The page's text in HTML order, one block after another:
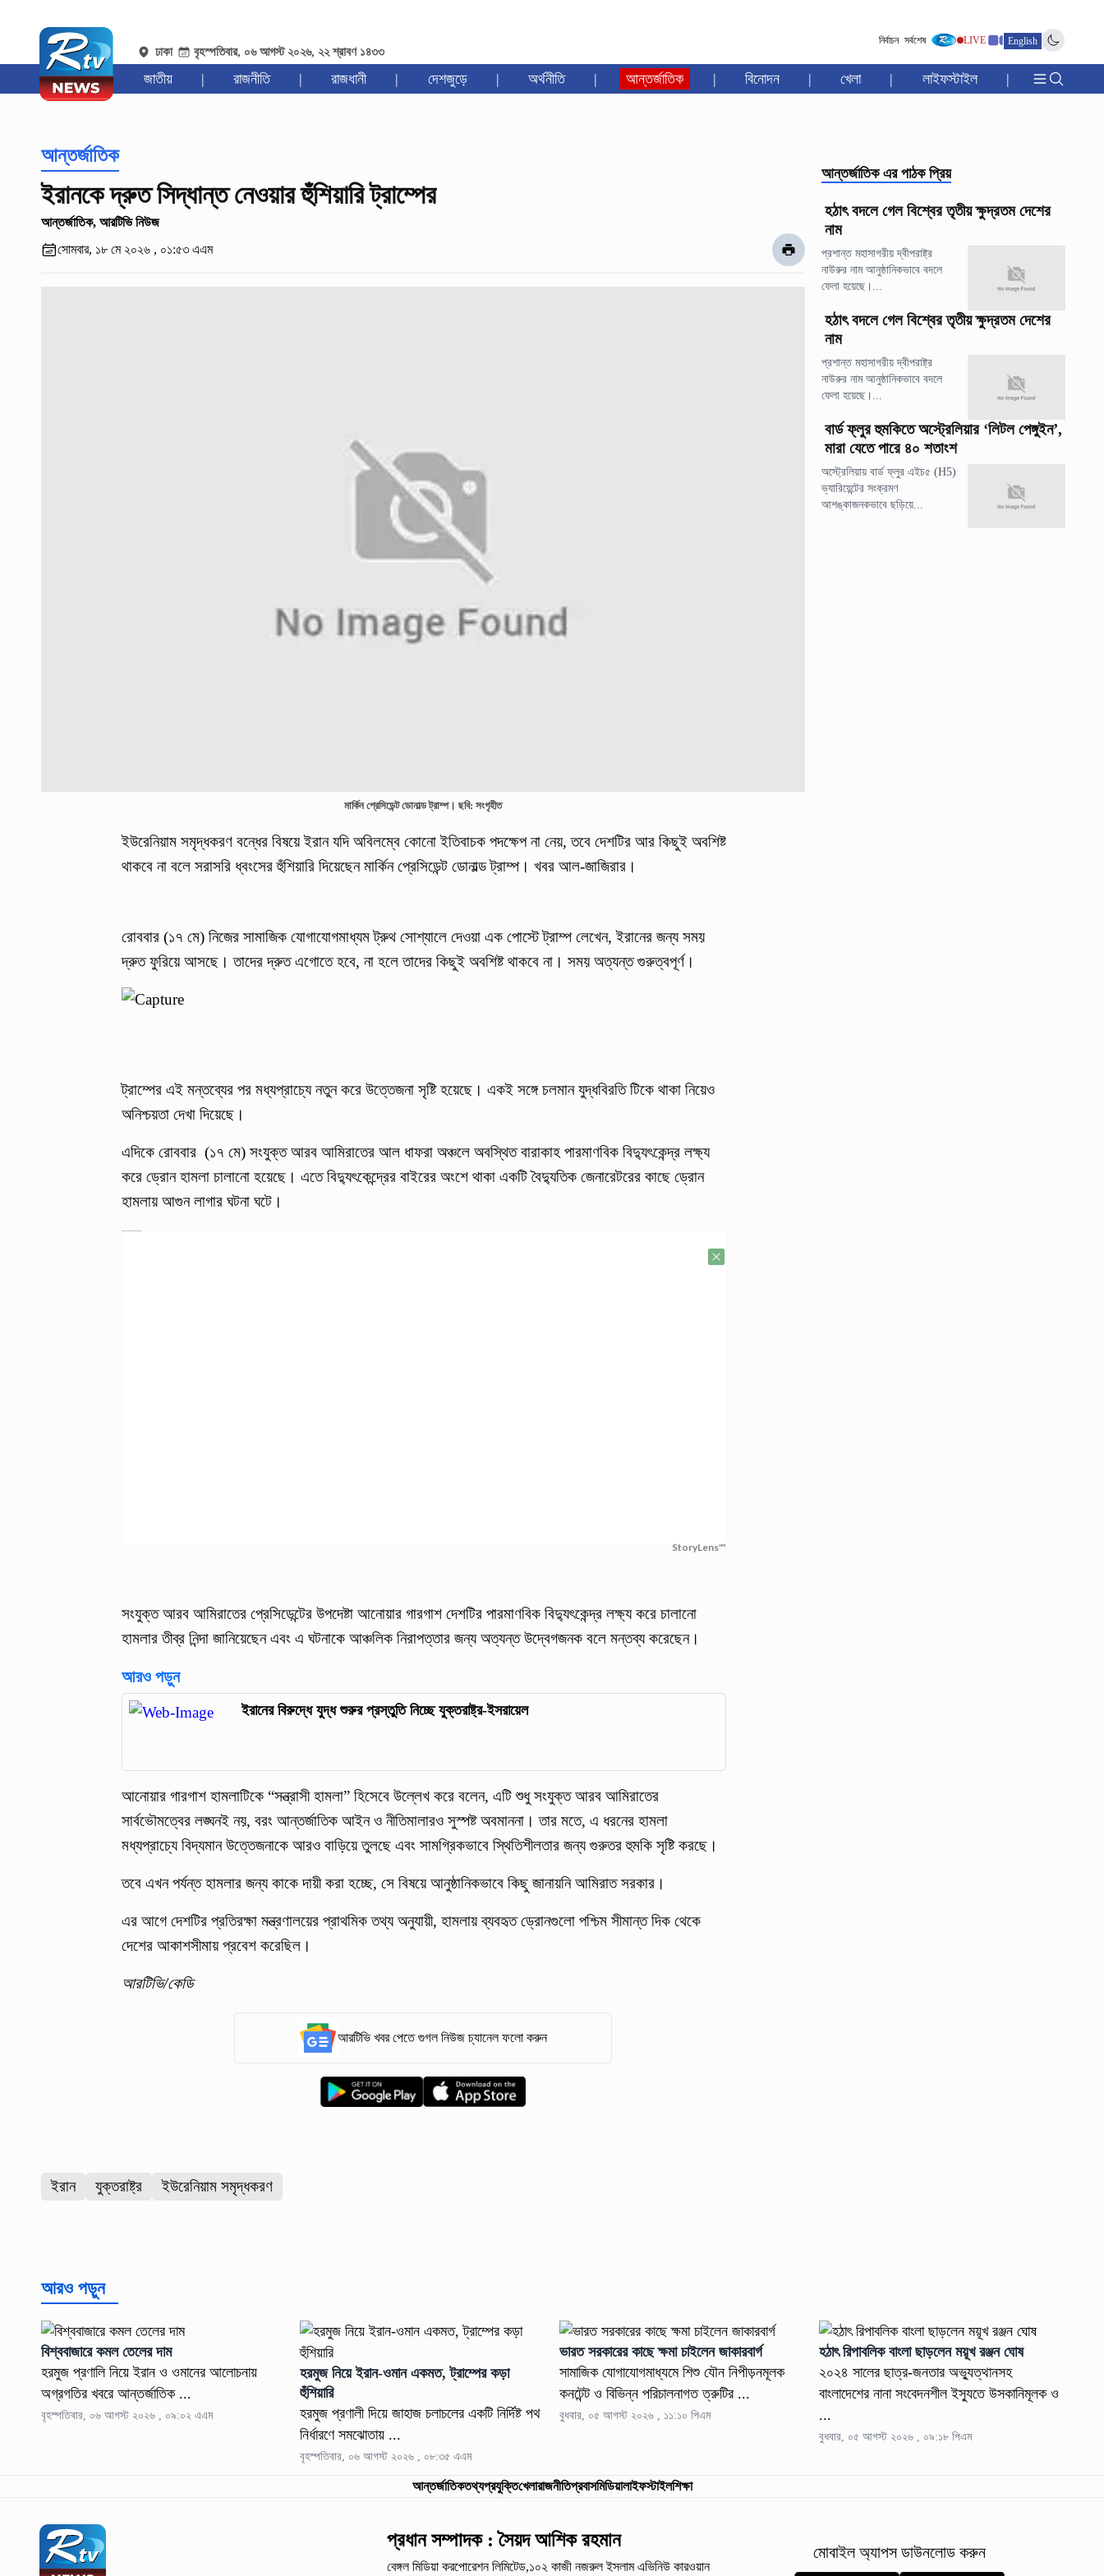
ঢাকা বৃহস্পতিবার, ০৬ আগস্ট ২০২৬, ২২ শ্রাবণ ১৪৩৩
নির্বাচন সর্বশেষ LIVE English
জাতীয় | রাজনীতি | রাজধানী | দেশজুড়ে | অর্থনীতি | আন্তর্জাতিক | বিনোদন | খেলা | লাইফস্টাইল |
আন্তর্জাতিক
ইরানকে দ্রুত সিদ্ধান্ত নেওয়ার হুঁশিয়ারি ট্রাম্পের
আন্তর্জাতিক, আরটিভি নিউজ
সোমবার, ১৮ মে ২০২৬ , ০১:৫৩ এএম
মার্কিন প্রেসিডেন্ট ডোনাল্ড ট্রাম্প। ছবি: সংগৃহীত
ইউরেনিয়াম সমৃদ্ধকরণ বন্ধের বিষয়ে ইরান যদি অবিলম্বে কোনো ইতিবাচক পদক্ষেপ না নেয়, তবে দেশটির আর কিছুই অবশিষ্ট
থাকবে না বলে সরাসরি ধ্বংসের হুঁশিয়ারি দিয়েছেন মার্কিন প্রেসিডেন্ট ডোনাল্ড ট্রাম্প। খবর আল-জাজিরার।
রোববার (১৭ মে) নিজের সামাজিক যোগাযোগমাধ্যম ট্রুথ সোশ্যালে দেওয়া এক পোস্টে ট্রাম্প লেখেন, ইরানের জন্য সময়
দ্রুত ফুরিয়ে আসছে। তাদের দ্রুত এগোতে হবে, না হলে তাদের কিছুই অবশিষ্ট থাকবে না। সময় অত্যন্ত গুরুত্বপূর্ণ।
ট্রাম্পের এই মন্তব্যের পর মধ্যপ্রাচ্যে নতুন করে উত্তেজনা সৃষ্টি হয়েছে। একই সঙ্গে চলমান যুদ্ধবিরতি টিকে থাকা নিয়েও
অনিশ্চয়তা দেখা দিয়েছে।
এদিকে রোববার (১৭ মে) সংযুক্ত আরব আমিরাতের আল ধাফরা অঞ্চলে অবস্থিত বারাকাহ পারমাণবিক বিদ্যুৎকেন্দ্র লক্ষ্য
করে ড্রোন হামলা চালানো হয়েছে। এতে বিদ্যুৎকেন্দ্রের বাইরের অংশে থাকা একটি বৈদ্যুতিক জেনারেটরের কাছে ড্রোন
হামলায় আগুন লাগার ঘটনা ঘটে।
StoryLens™
সংযুক্ত আরব আমিরাতের প্রেসিডেন্টের উপদেষ্টা আনোয়ার গারগাশ দেশটির পারমাণবিক বিদ্যুৎকেন্দ্র লক্ষ্য করে চালানো
হামলার তীব্র নিন্দা জানিয়েছেন এবং এ ঘটনাকে আঞ্চলিক নিরাপত্তার জন্য অত্যন্ত উদ্বেগজনক বলে মন্তব্য করেছেন।
আরও পড়ুন
ইরানের বিরুদ্ধে যুদ্ধ শুরুর প্রস্তুতি নিচ্ছে যুক্তরাষ্ট্র-ইসরায়েল
আনোয়ার গারগাশ হামলাটিকে “সন্ত্রাসী হামলা” হিসেবে উল্লেখ করে বলেন, এটি শুধু সংযুক্ত আরব আমিরাতের
সার্বভৌমত্বের লঙ্ঘনই নয়, বরং আন্তর্জাতিক আইন ও নীতিমালারও সুস্পষ্ট অবমাননা। তার মতে, এ ধরনের হামলা
মধ্যপ্রাচ্যে বিদ্যমান উত্তেজনাকে আরও বাড়িয়ে তুলছে এবং সামগ্রিকভাবে স্থিতিশীলতার জন্য গুরুতর হুমকি সৃষ্টি করছে।
তবে এখন পর্যন্ত হামলার জন্য কাকে দায়ী করা হচ্ছে, সে বিষয়ে আনুষ্ঠানিকভাবে কিছু জানায়নি আমিরাত সরকার।
এর আগে দেশটির প্রতিরক্ষা মন্ত্রণালয়ের প্রাথমিক তথ্য অনুযায়ী, হামলায় ব্যবহৃত ড্রোনগুলো পশ্চিম সীমান্ত দিক থেকে
দেশের আকাশসীমায় প্রবেশ করেছিল।
আরটিভি/কেডি
আরটিভি খবর পেতে গুগল নিউজ চ্যানেল ফলো করুন
ইরান যুক্তরাষ্ট্র ইউরেনিয়াম সমৃদ্ধকরণ
আন্তর্জাতিক এর পাঠক প্রিয়
হঠাৎ বদলে গেল বিশ্বের তৃতীয় ক্ষুদ্রতম দেশের
নাম
প্রশান্ত মহাসাগরীয় দ্বীপরাষ্ট্র
নাউরুর নাম আনুষ্ঠানিকভাবে বদলে
ফেলা হয়েছে।...
হঠাৎ বদলে গেল বিশ্বের তৃতীয় ক্ষুদ্রতম দেশের
নাম
প্রশান্ত মহাসাগরীয় দ্বীপরাষ্ট্র
নাউরুর নাম আনুষ্ঠানিকভাবে বদলে
ফেলা হয়েছে।...
বার্ড ফ্লুর হুমকিতে অস্ট্রেলিয়ার ‘লিটল পেঙ্গুইন’,
মারা যেতে পারে ৪০ শতাংশ
অস্ট্রেলিয়ায় বার্ড ফ্লুর এইচ৫ (H5)
ভ্যারিয়েন্টের সংক্রমণ
আশঙ্কাজনকভাবে ছড়িয়ে...
আরও পড়ুন
বিশ্ববাজারে কমল তেলের দাম
হরমুজ প্রণালি নিয়ে ইরান ও ওমানের আলোচনায়
অগ্রগতির খবরে আন্তর্জাতিক ...
বৃহস্পতিবার, ০৬ আগস্ট ২০২৬ , ০৯:০২ এএম
হরমুজ নিয়ে ইরান-ওমান একমত, ট্রাম্পের কড়া
হুঁশিয়ারি
হরমুজ প্রণালী দিয়ে জাহাজ চলাচলের একটি নির্দিষ্ট পথ
নির্ধারণে সমঝোতায় ...
বৃহস্পতিবার, ০৬ আগস্ট ২০২৬ , ০৮:৩৫ এএম
ভারত সরকারের কাছে ক্ষমা চাইলেন জাকারবার্গ
সামাজিক যোগাযোগমাধ্যমে শিশু যৌন নিপীড়নমূলক
কনটেন্ট ও বিভিন্ন পরিচালনাগত ত্রুটির ...
বুধবার, ০৫ আগস্ট ২০২৬ , ১১:১০ পিএম
হঠাৎ রিপাবলিক বাংলা ছাড়লেন ময়ূখ রঞ্জন ঘোষ
২০২৪ সালের ছাত্র-জনতার অভ্যুত্থানসহ
বাংলাদেশের নানা সংবেদনশীল ইস্যুতে উসকানিমূলক ও
...
বুধবার, ০৫ আগস্ট ২০২৬ , ০৯:১৮ পিএম
আন্তর্জাতিকতথ্যপ্রযুক্তিখেলারাজনীতিপ্রবাসমিডিয়ালাইফস্টাইলশিক্ষা
প্রধান সম্পাদক : সৈয়দ আশিক রহমান
বেঙ্গল মিডিয়া করপোরেশন লিমিটেড,১০২ কাজী নজরুল ইসলামএভিনিউ কারওয়ান
মোবাইল অ্যাপস ডাউনলোড করুন